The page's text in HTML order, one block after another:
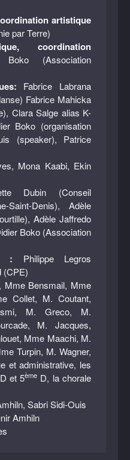
artistique
par Terre)
coordination
(Association
Fabrice Labrana
Fabrice Mahicka
Clara Salge alias K-
Boko (organisation
(speaker), Patrice
Mona Kaabi, Ekin
Dubin (Conseil
Saint-Denis), Adèle
Adèle Jaffredo
Boko (Association
: Philippe Legros
(CPE)
Mme Bensmail, Mme
Collet, M. Coutant,
M. Greco, M.
M. Jacques,
Mme Maachi, M.
Turpin, M. Wagner,
et administrative, les
D et 5ème D, la chorale
Sabri Sidi-Ouis
Amhiln